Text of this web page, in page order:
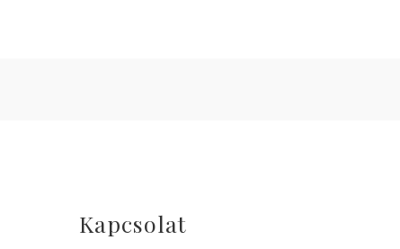
Kapcsolat